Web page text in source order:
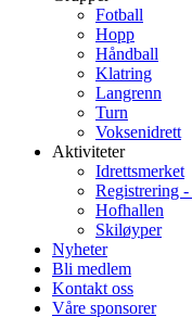
Fotball
Hopp
Håndball
Klatring
Langrenn
Turn
Voksenidrett
Aktiviteter
Idrettsmerket
Registrering
Hofhallen
Skiløyper
Nyheter
Bli medlem
Kontakt oss
Våre sponsorer